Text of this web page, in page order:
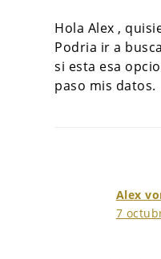
Hola Alex ,
Podria ir a
si esta esa
paso mis datos.
Alex
7